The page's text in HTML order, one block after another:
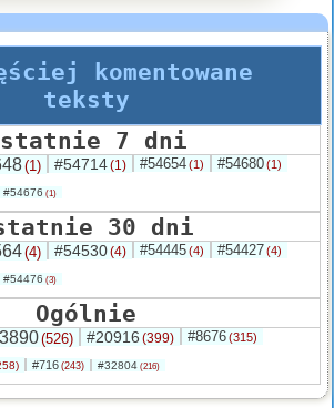
komentowane
teksty
7 dni
(1) #54714(1) #54654(1) #54680(1)
#54676 (1)
30 dni
(4) #54530(4) #54445(4) #54427(4)
#54476 (3)
Ogólnie
(526) #20916 (399) #8676(315)
#716 (243) #32804 (216)